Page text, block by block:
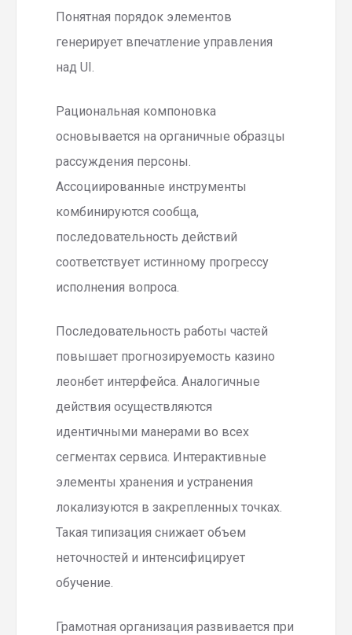
Понятная порядок элементов
генерирует впечатление управления
над UI.
Рациональная компоновка
основывается на органичные образцы
рассуждения персоны.
Ассоциированные инструменты
комбинируются сообща,
последовательность действий
соответствует истинному прогрессу
исполнения вопроса.
Последовательность работы частей
повышает прогнозируемость казино
леонбет интерфейса. Аналогичные
действия осуществляются
идентичными манерами во всех
сегментах сервиса. Интерактивные
элементы хранения и устранения
локализуются в закрепленных точках.
Такая типизация снижает объем
неточностей и интенсифицирует
обучение.
Грамотная организация развивается при